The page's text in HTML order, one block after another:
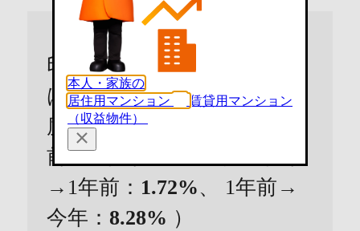
印西市のマンションの価格
は直近の3年間で16.01%程
度上昇しています。（3年
前→2年前：
→1年前： 1.72%、 1年前→
今年： 8.28% ）
本人・家族の
居住用マンション
賃貸用マンション
（収益物件）